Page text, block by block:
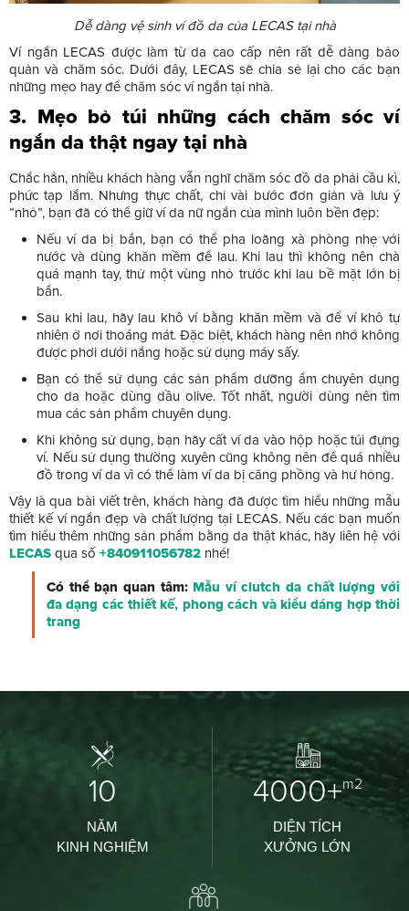
Dễ dàng vệ sinh ví đồ da của LECAS tại nhà
Ví ngắn LECAS được làm từ da cao cấp nên rất dễ dàng bảo
quản và chăm sóc. Dưới đây, LECAS sẽ chia sẻ lại cho các bạn
những mẹo hay để chăm sóc ví ngắn tại nhà.
3. Mẹo bỏ túi những cách chăm sóc ví
ngắn da thật ngay tại nhà
Chắc hẳn, nhiều khách hàng vẫn nghĩ chăm sóc đồ da phải cầu kì,
phức tạp lắm. Nhưng thực chất, chỉ vài bước đơn giản và lưu ý
“nhỏ”, bạn đã có thể giữ ví da nữ ngắn của mình luôn bền đẹp:
Nếu ví da bị bẩn, bạn có thể pha loãng xà phòng nhẹ với
nước và dùng khăn mềm để lau. Khi lau thì không nên chà
quá mạnh tay, thử một vùng nhỏ trước khi lau bề mặt lớn bị
bẩn.
Sau khi lau, hãy lau khô ví bằng khăn mềm và để ví khô tự
nhiên ở nơi thoáng mát. Đặc biệt, khách hàng nên nhớ không
được phơi dưới nắng hoặc sử dụng máy sấy.
Bạn có thể sử dụng các sản phẩm dưỡng ẩm chuyên dụng
cho da hoặc dùng dầu olive. Tốt nhất, người dùng nên tìm
mua các sản phẩm chuyên dụng.
Khi không sử dụng, bạn hãy cất ví da vào hộp hoặc túi đựng
ví. Nếu sử dụng thường xuyên cũng không nên để quá nhiều
đồ trong ví da vì có thể làm ví da bị căng phồng và hư hỏng.
Vậy là qua bài viết trên, khách hàng đã được tìm hiểu những mẫu
thiết kế ví ngắn đẹp và chất lượng tại LECAS. Nếu các bạn muốn
tìm hiểu thêm những sản phẩm bằng da thật khác, hãy liên hệ với
LECAS qua số +840911056782 nhé!
Có thể bạn quan tâm:Mẫu ví clutch da chất lượng với
đa dạng các thiết kế, phong cách và kiểu dáng hợp thời
trang
10
NĂM
KINH NGHIỆM
4000+m2
DIỆN TÍCH
XƯỞNG LỚN